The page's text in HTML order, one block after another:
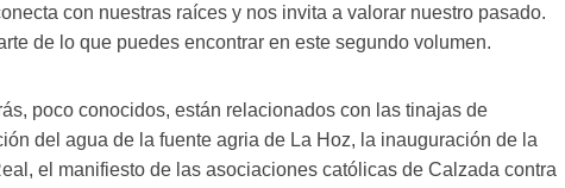
con nuestras raíces y nos invita a valorar nuestro pasado.
de lo que puedes encontrar en este segundo volumen.
poco conocidos, están relacionados con las tinajas de
del agua de la fuente agria de La Hoz, la inauguración de la
el manifiesto de las asociaciones católicas de Calzada contra